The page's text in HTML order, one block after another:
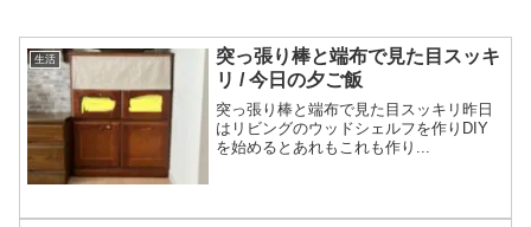
生活
突っ張り棒と端布で見た目スッキ
リ / 今日の夕ご飯
突っ張り棒と端布で見た目スッキリ昨日
はリビングのウッドシェルフを作りDIY
を始めるとあれもこれも作り...